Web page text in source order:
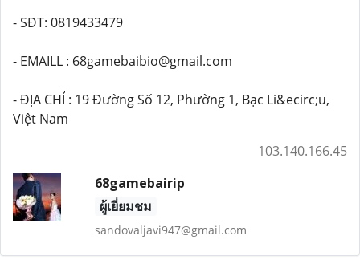
- SĐT: 0819433479
- EMAILL : 68gamebaibio@gmail.com
- ĐỊA CHỈ : 19 Đường Số 12, Phường 1, Bạc Li&ecirc;u,
Việt Nam
103.140.166.45
68gamebairip
ผู้เยี่ยมชม
sandovaljavi947@gmail.com